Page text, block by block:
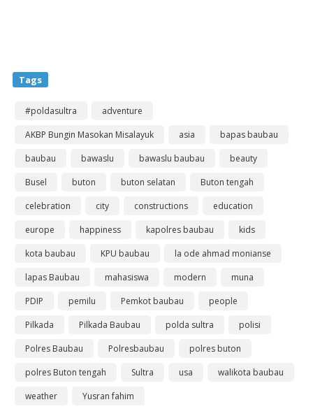
Tags
#poldasultra
adventure
AKBP Bungin Masokan Misalayuk
asia
bapas baubau
baubau
bawaslu bawaslu baubau
beauty
Busel
buton buton selatan
Buton tengah
celebration
city constructions
education
europe
happiness kapolres baubau
kids
kota baubau
KPU baubau
la ode ahmad monianse
lapas Baubau
mahasiswa modern
muna
PDIP
pemilu Pemkot baubau
people
Pilkada
Pilkada Baubau polda sultra
polisi
Polres Baubau
Polresbaubau
polres buton
polres Buton tengah
Sultra usa
walikota baubau
weather
Yusran fahim